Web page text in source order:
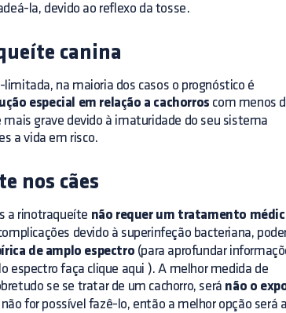
la, devido ao reflexo da tosse.
canina
na maioria dos casos o prognóstico é
especial em relação a cachorros com menos
mais grave devido à imaturidade do seu sistema
a vida em risco.
nos cães
a rinotraqueíte não requer um tratamento
devido à superinfeção bacteriana,
de amplo espectro (para aprofundar
espectro faça clique aqui ). A melhor medida de
se se tratar de um cachorro, será não o
não for possível fazê-lo, então a melhor opção será a